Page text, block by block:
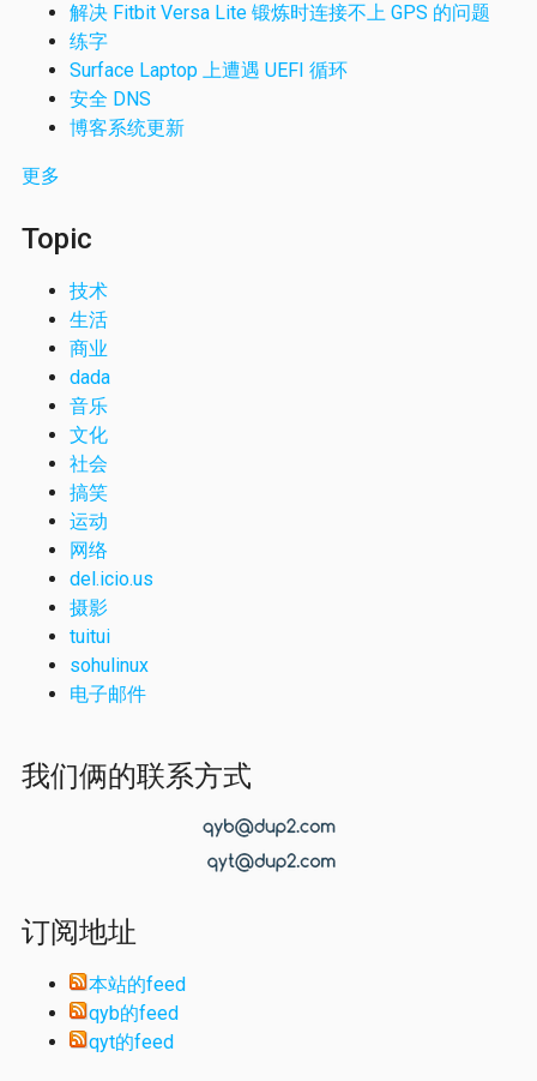
解决 Fitbit Versa Lite 锻炼时连接不上 GPS 的问题
练字
Surface Laptop 上遭遇 UEFI 循环
安全 DNS
博客系统更新
更多
Topic
技术
生活
商业
dada
音乐
文化
社会
搞笑
运动
网络
del.icio.us
摄影
tuitui
sohulinux
电子邮件
我们俩的联系方式
订阅地址
本站的feed
qyb的feed
qyt的feed